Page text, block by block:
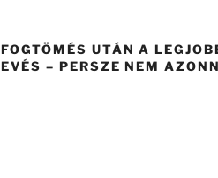
FOGTÖMÉS UTÁN A
EVÉS – PERSZE NEM